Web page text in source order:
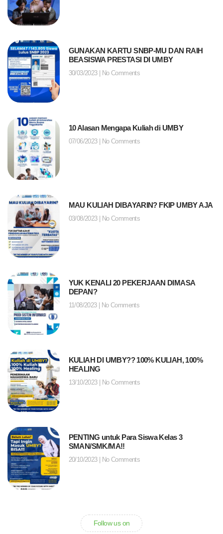
GUNAKAN KARTU SNBP-MU DAN RAIH
BEASISWA PRESTASI DI UMBY
30/03/2023 No Comments
10 Alasan Mengapa Kuliah di UMBY
07/06/2023 No Comments
MAU KULIAH DIBAYARIN? FKIP UMBY AJA
03/08/2023 No Comments
YUK KENALI 20 PEKERJAAN DIMASA
DEPAN?
11/08/2023 No Comments
KULIAH DI UMBY?? 100% KULIAH, 100%
HEALING
13/10/2023 No Comments
PENTING untuk Para Siswa Kelas 3
SMAN/SMK/MA!!
20/10/2023 No Comments
Follow us on